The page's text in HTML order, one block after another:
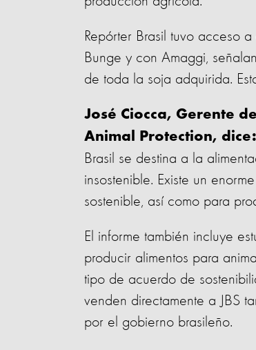
Repórter Brasil tuvo acceso
Bunge y con Amaggi,
de toda la soja adquirida.
José Ciocca, Gerente
Animal Protection, dice:
Brasil se destina a la
insostenible. Existe un
sostenible, así como para
El informe también incluye
producir alimentos para
tipo de acuerdo de
venden directamente a JBS
por el gobierno brasileño.